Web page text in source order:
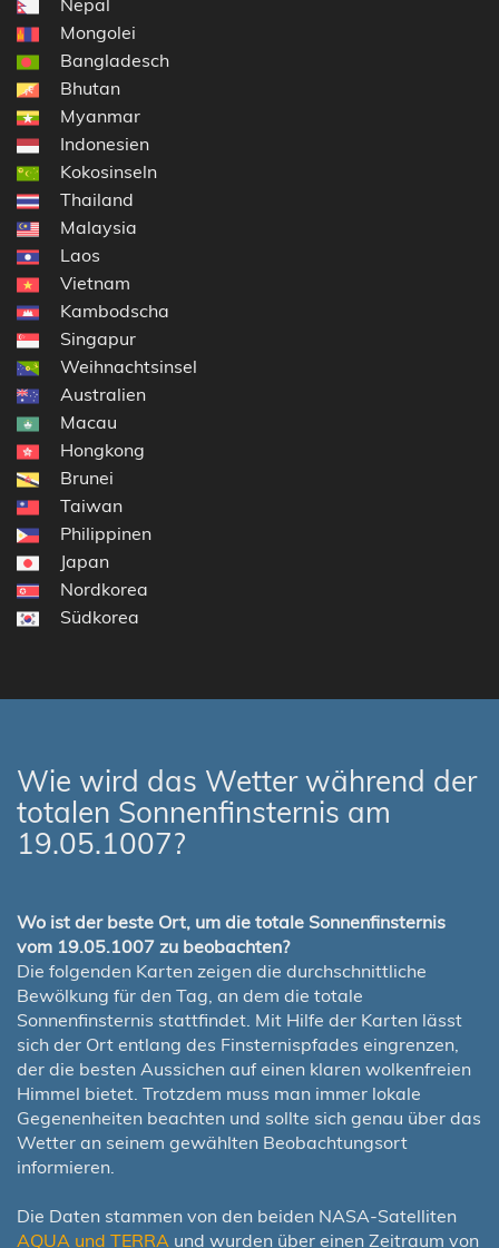
Nepal
Mongolei
Bangladesch
Bhutan
Myanmar
Indonesien
Kokosinseln
Thailand
Malaysia
Laos
Vietnam
Kambodscha
Singapur
Weihnachtsinsel
Australien
Macau
Hongkong
Brunei
Taiwan
Philippinen
Japan
Nordkorea
Südkorea
Wie wird das Wetter während der
totalen Sonnenfinsternis am
19.05.1007?
Wo ist der beste Ort, um die totale Sonnenfinsternis
vom 19.05.1007 zu beobachten?
Die folgenden Karten zeigen die durchschnittliche
Bewölkung für den Tag, an dem die totale
Sonnenfinsternis stattfindet. Mit Hilfe der Karten lässt
sich der Ort entlang des Finsternispfades eingrenzen,
der die besten Aussichen auf einen klaren wolkenfreien
Himmel bietet. Trotzdem muss man immer lokale
Gegenenheiten beachten und sollte sich genau über das
Wetter an seinem gewählten Beobachtungsort
informieren.
Die Daten stammen von den beiden NASA-Satelliten
AQUA und TERRA und wurden über einen Zeitraum von